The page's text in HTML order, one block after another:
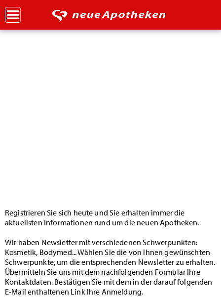
Registrieren Sie sich heute und Sie erhalten immer die
aktuellsten Informationen rund um die neuen Apotheken.
Wir haben Newsletter mit verschiedenen Schwerpunkten:
Kosmetik, Bodymed... Wählen Sie die von Ihnen gewünschten
Schwerpunkte, um die entsprechenden Newsletter zu erhalten.
Übermitteln Sie uns mit dem nachfolgenden Formular Ihre
Kontaktdaten. Bestätigen Sie mit dem in der darauf folgenden
E-Mail enthaltenen Link Ihre Anmeldung.